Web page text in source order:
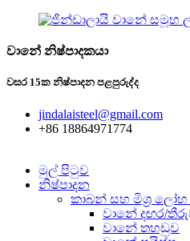
වානේ නිෂ්පාදකයා
වසර 15ක නිෂ්පාදන පළපුරුද්ද
jindalaisteel@gmail.com
+86 18864971774
මුල් පිටුව
නිෂ්පාදන
කාබන් සහ මිශ්‍ර ලෝහ
වානේ දඟර/
වානේ තහඩුව